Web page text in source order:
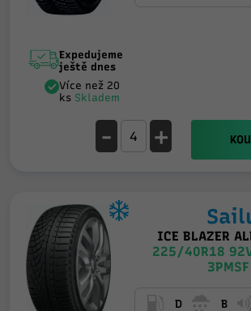
Expedujeme
ještě dnes
Více než 20
ks Skladem
- +
ICE BLAZER
225/40R18
D B